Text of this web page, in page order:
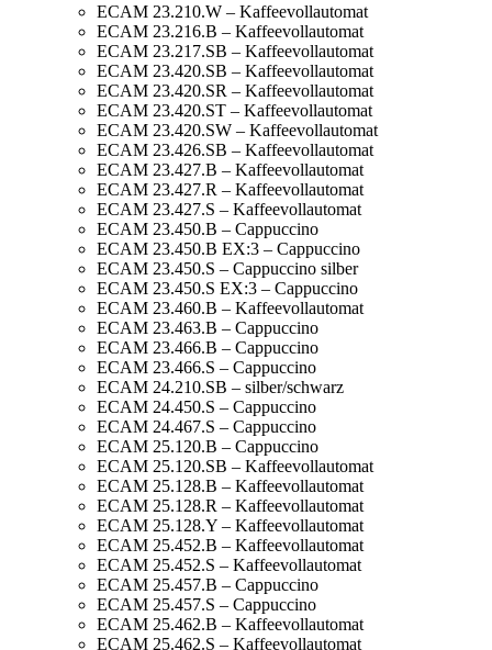
ECAM 23.210.W – Kaffeevollautomat
ECAM 23.216.B – Kaffeevollautomat
ECAM 23.217.SB – Kaffeevollautomat
ECAM 23.420.SB – Kaffeevollautomat
ECAM 23.420.SR – Kaffeevollautomat
ECAM 23.420.ST – Kaffeevollautomat
ECAM 23.420.SW – Kaffeevollautomat
ECAM 23.426.SB – Kaffeevollautomat
ECAM 23.427.B – Kaffeevollautomat
ECAM 23.427.R – Kaffeevollautomat
ECAM 23.427.S – Kaffeevollautomat
ECAM 23.450.B – Cappuccino
ECAM 23.450.B EX:3 – Cappuccino
ECAM 23.450.S – Cappuccino silber
ECAM 23.450.S EX:3 – Cappuccino
ECAM 23.460.B – Kaffeevollautomat
ECAM 23.463.B – Cappuccino
ECAM 23.466.B – Cappuccino
ECAM 23.466.S – Cappuccino
ECAM 24.210.SB – silber/schwarz
ECAM 24.450.S – Cappuccino
ECAM 24.467.S – Cappuccino
ECAM 25.120.B – Cappuccino
ECAM 25.120.SB – Kaffeevollautomat
ECAM 25.128.B – Kaffeevollautomat
ECAM 25.128.R – Kaffeevollautomat
ECAM 25.128.Y – Kaffeevollautomat
ECAM 25.452.B – Kaffeevollautomat
ECAM 25.452.S – Kaffeevollautomat
ECAM 25.457.B – Cappuccino
ECAM 25.457.S – Cappuccino
ECAM 25.462.B – Kaffeevollautomat
ECAM 25.462.S – Kaffeevollautomat